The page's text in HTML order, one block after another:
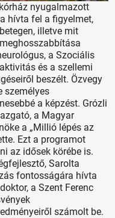
nyugalmazott
hívta fel a figyelmet,
illetve mit
a Szociális
és a szellemi
beszélt. Özvegy
személyes
a képzést. Grózli
a Magyar
a „Millió lépés az
Ezt a programot
az idősek körébe is.
Sarolta
fontosságára hívta
a Szent Ferenc
számolt be.